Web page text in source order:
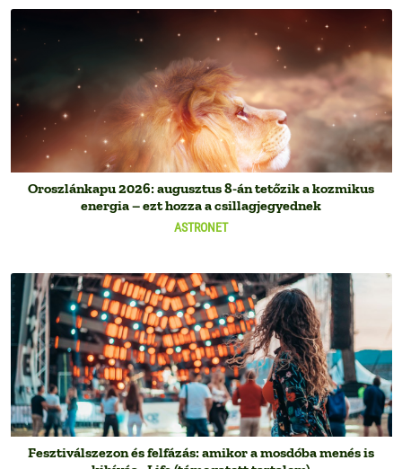
ASTRONET
Oroszlánkapu 2026: augusztus 8-án tetőzik a kozmikus
energia – ezt hozza a csillagjegyednek
Fesztiválszezon és felfázás: amikor a mosdóba menés is